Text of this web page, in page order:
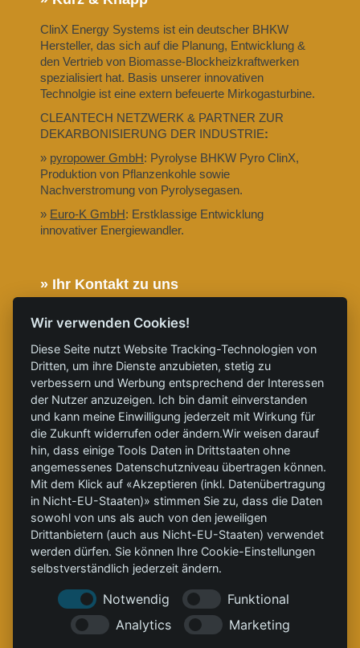
ClinX Energy Systems ist ein deutscher BHKW
Hersteller, das sich auf die Planung, Entwicklung &
den Vertrieb von Biomasse-Blockheizkraftwerken
spezialisiert hat. Basis unserer innovativen
Technolgie ist eine extern befeuerte Mirkogasturbine.
CLEANTECH NETZWERK & PARTNER ZUR
DEKARBONISIERUNG DER INDUSTRIE:
» pyropower GmbH: Pyrolyse BHKW Pyro ClinX,
Produktion von Pflanzenkohle sowie
Nachverstromung von Pyrolysegasen.
» Euro-K GmbH: Erstklassige Entwicklung
innovativer Energiewandler.
» Ihr Kontakt zu uns
» Telefon: 0355 8695 9890
» Folgen Sie uns auf X
» Folgen Sie uns auf LinkedIn
» Folgen Sie uns auf YouTube
Partner: CleanTech zur Dekarbonisierung.
» Schlagworte
# ClinXWOOD , # ClinXHEAT GrüneWärme
Energieautarkie , # Holzenergie , # Greenwashing
#
Dekarbonisierung
Wir verwenden Cookies!
Diese Seite nutzt Website Tracking-Technologien von
Dritten, um ihre Dienste anzubieten, stetig zu
verbessern und Werbung entsprechend der Interessen
der Nutzer anzuzeigen. Ich bin damit einverstanden
und kann meine Einwilligung jederzeit mit Wirkung für
die Zukunft widerrufen oder ändern.Wir weisen darauf
hin, dass einige Tools Daten in Drittstaaten ohne
angemessenes Datenschutzniveau übertragen können.
Mit dem Klick auf «Akzeptieren (inkl. Datenübertragung
in Nicht-EU-Staaten)» stimmen Sie zu, dass die Daten
sowohl von uns als auch von den jeweiligen
Drittanbietern (auch aus Nicht-EU-Staaten) verwendet
werden dürfen. Sie können Ihre Cookie-Einstellungen
selbstverständlich jederzeit ändern.
Notwendig
Funktional
Analytics
Marketing